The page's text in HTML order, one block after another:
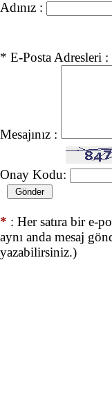
Adınız :
* E-Posta Adresleri :
Mesajınız :
Onay Kodu:
* : Her satıra bir e-
aynı anda mesaj
yazabilirsiniz.)